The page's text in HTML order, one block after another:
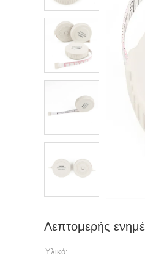
Λεπτομερής
Υλικό: